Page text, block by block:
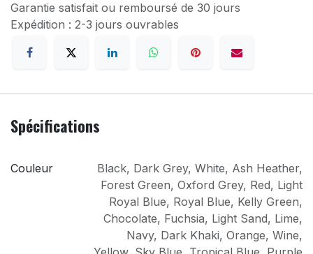
Garantie satisfait ou remboursé de 30 jours
Expédition : 2-3 jours ouvrables
Spécifications
Couleur Black, Dark Grey, White, Ash Heather,
Forest Green, Oxford Grey, Red, Light
Royal Blue, Royal Blue, Kelly Green,
Chocolate, Fuchsia, Light Sand, Lime,
Navy, Dark Khaki, Orange, Wine,